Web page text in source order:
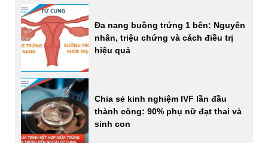
Đa nang buồng trứng 1 bên: Nguyên
nhân, triệu chứng và cách điều trị
hiệu quả
Chia sẻ kinh nghiệm IVF lần đầu
thành công: 90% phụ nữ đạt thai và
sinh con